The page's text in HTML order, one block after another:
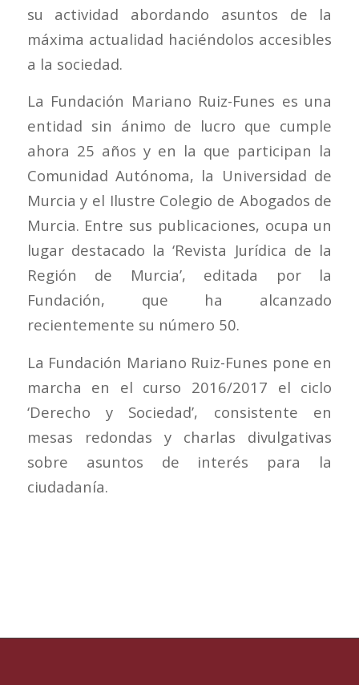
su actividad abordando asuntos de la
máxima actualidad haciéndolos accesibles
a la sociedad.
La Fundación Mariano Ruiz-Funes es una
entidad sin ánimo de lucro que cumple
ahora 25 años y en la que participan la
Comunidad Autónoma, la Universidad de
Murcia y el Ilustre Colegio de Abogados de
Murcia. Entre sus publicaciones, ocupa un
lugar destacado la ‘Revista Jurídica de la
Región de Murcia’, editada por la
Fundación, que ha alcanzado
recientemente su número 50.
La Fundación Mariano Ruiz-Funes pone en
marcha en el curso 2016/2017 el ciclo
‘Derecho y Sociedad’, consistente en
mesas redondas y charlas divulgativas
sobre asuntos de interés para la
ciudadanía.